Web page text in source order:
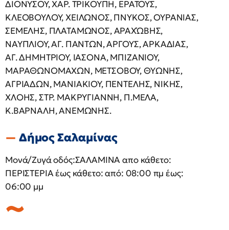
ΔΙΟΝΥΣΟΥ, ΧΑΡ. ΤΡΙΚΟΥΠΗ, ΕΡΑΤΟΥΣ,
ΚΛΕΟΒΟΥΛΟΥ, ΧΕΙΛΩΝΟΣ, ΠΝΥΚΟΣ, ΟΥΡΑΝΙΑΣ,
ΣΕΜΕΛΗΣ, ΠΛΑΤΑΜΩΝΟΣ, ΑΡΑΧΏΒΗΣ,
ΝΑΥΠΛΙΟΥ, ΑΓ. ΠΑΝΤΩΝ, ΑΡΓΟΥΣ, ΑΡΚΑΔΙΑΣ,
ΑΓ. ΔΗΜΗΤΡΙΟΥ, ΙΑΣΟΝΑ, ΜΠΙΖΑΝΙΟΥ,
ΜΑΡΑΘΩΝΟΜΑΧΩΝ, ΜΕΤΣΟΒΟΥ, ΘΥΩΝΗΣ,
ΑΓΡΙΑΔΩΝ, ΜΑΝΙΑΚΙΟΥ, ΠΕΝΤΕΛΗΣ, ΝΙΚΗΣ,
ΧΛΟΗΣ, ΣΤΡ. ΜΑΚΡΥΓΙΑΝΝΗ, Π.ΜΕΛΑ,
Κ.ΒΑΡΝΑΛΗ, ΑΝΕΜΩΝΗΣ.
Δήμος Σαλαμίνας
Μονά/Ζυγά οδός:ΣΑΛΑΜΙΝΑ απο κάθετο:
ΠΕΡΙΣΤΕΡΙΑ έως κάθετο: από: 08:00 πμ έως:
06:00 μμ